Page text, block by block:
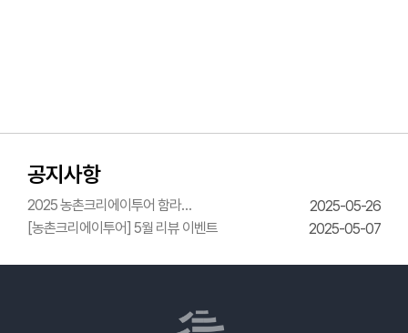
공지사항
2025 농촌크리에이투어 함라
한옥체험관 웨딩의상체험
2025-05-26
[농촌크리에이투어] 5월 리뷰 이벤트
2025-05-07